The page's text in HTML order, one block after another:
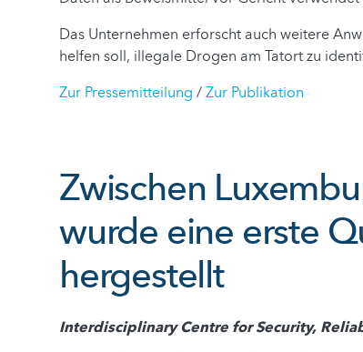
Das Unternehmen erforscht auch weitere
helfen soll, illegale Drogen am Tatort zu
Zur Pressemitteilung /Zur Publikation
Zwischen
wurde eine erste
hergestellt
Interdisciplinary Centre for Security,